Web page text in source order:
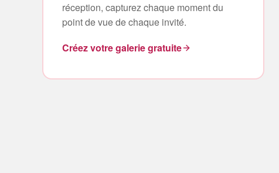
réception, capturez chaque moment du
point de vue de chaque invité.
Créez votre galerie gratuite